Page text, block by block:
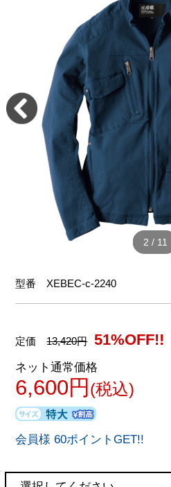
2 / 11
型番XEBEC-c-2240
定価13,420円 51%OFF!!
ネット通常価格
6,600円 (税込)
会員様 60ポイントGET!!